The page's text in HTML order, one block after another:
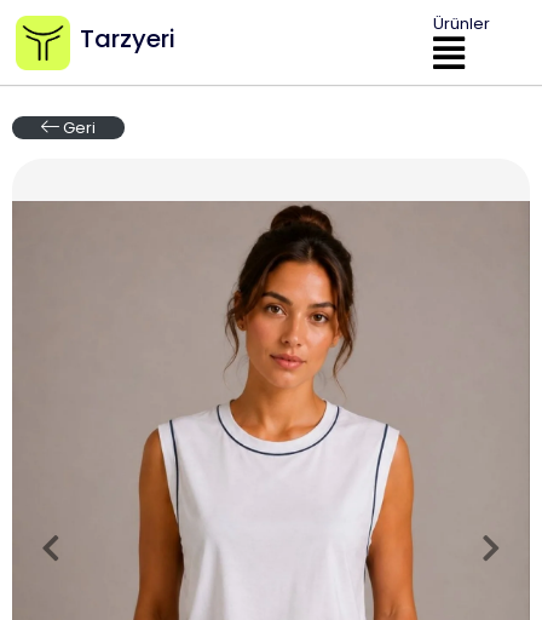
Tarzyeri Ürünler
Geri